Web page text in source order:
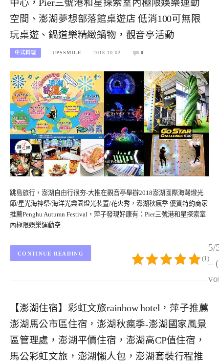
中心，Pier三號港和星探索室內極限娛樂運動
空間、澎湖夢想部落館桌遊店 低消100可無限
玩桌遊、鍋道樂精緻鍋物，觀音亭活動
中式料理 UPSSMILE 2018-10-02 0
跳島旅行，澎湖自由行很夯-大推在觀音亭舉辦2018澎湖國際海灣燈光
節/星光海神祭/海洋光樂園燈光裝置/花火秀，澎湖秋瘋季 優質特約商家
推薦Penghu Autumn Festival，萍子發現好康有：Pier三號港和星探索室
內極限娛樂運動空…
5/
–
(1)
CONTINUE READING
【澎湖住宿】彩虹文旅rainbow hotel，萍子推薦
澎湖馬公市區住宿，澎湖秋瘋季-澎湖國家風景
區管理處，澎湖平價住宿，澎湖高CP值住宿，
馬公彩虹文旅，澎湖懶人包，澎湖套裝行程推